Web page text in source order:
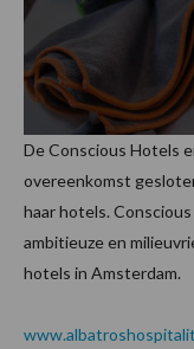
De Conscious Hotels
overeenkomst
haar hotels.
ambitieuze en
hotels in Amsterdam.